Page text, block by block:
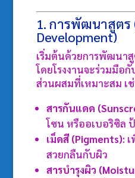
1. การพัฒนาสูตร
Development)
เริ่มต้นด้วยการพัฒนา
โดยโรงงานจะร่วมมือ
ส่วนผสมที่เหมาะสม เ
สารกันแดด
โซน หรืออเบอริซิล
เม็ดสี (Pigments):
สวยกลืนกับผิว
สารบำรุงผิว